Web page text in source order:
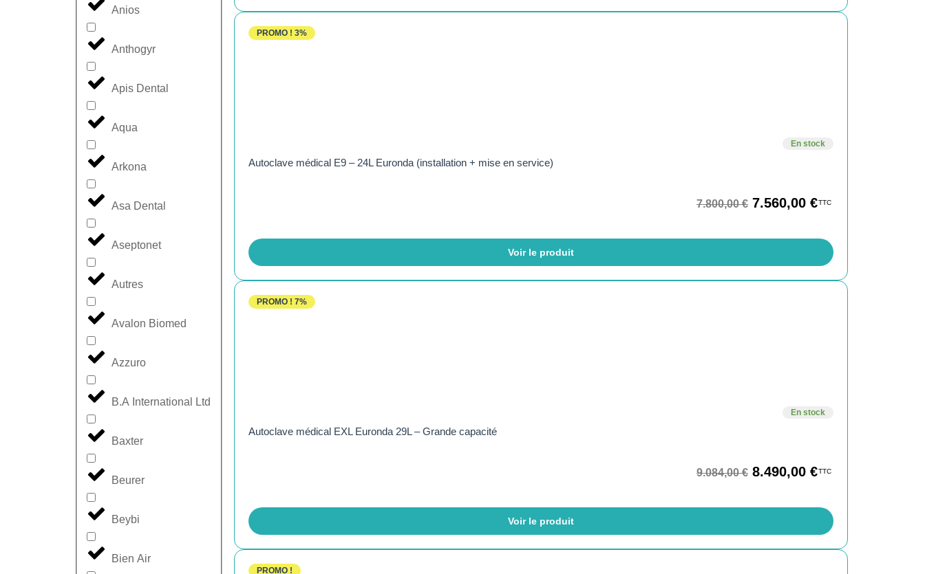
Anios
Anthogyr
Apis Dental
Aqua
Arkona
Asa Dental
Aseptonet
Autres
Avalon Biomed
Azzuro
B.A International Ltd
Baxter
Beurer
Beybi
Bien Air
PROMO ! 3%
En stock
Autoclave médical E9 – 24L Euronda (installation + mise en service)
7.800,00€ 7.560,00 €TTC
Voir le produit
PROMO ! 7%
En stock
Autoclave médical EXL Euronda 29L – Grande capacité
9.084,00€ 8.490,00 €TTC
Voir le produit
PROMO !